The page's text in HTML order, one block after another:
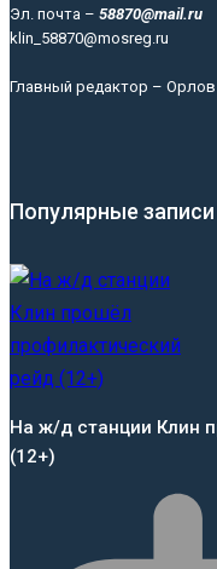
Эл. почта – 58870@mail.ru
klin_58870@mosreg.ru
Главный редактор –
Популярные записи
На ж/д станции Клин
(12+)